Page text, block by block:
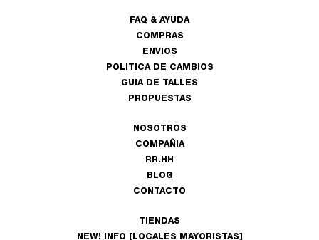
FAQ & AYUDA
COMPRAS
ENVIOS
POLITICA DE CAMBIOS
GUIA DE TALLES
PROPUESTAS
NOSOTROS
COMPAÑIA
RR.HH
BLOG
CONTACTO
TIENDAS
NEW! INFO [LOCALES MAYORISTAS]